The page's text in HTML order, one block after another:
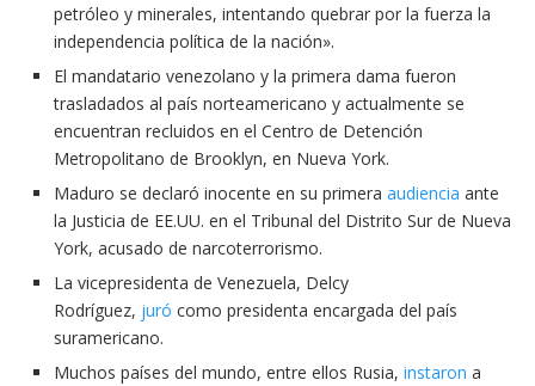
petróleo y minerales, intentando quebrar por la fuerza la
independencia política de la nación».
El mandatario venezolano y la primera dama fueron
trasladados al país norteamericano y actualmente se
encuentran recluidos en el Centro de Detención
Metropolitano de Brooklyn, en Nueva York.
Maduro se declaró inocente en su primera audiencia ante
la Justicia de EE.UU. en el Tribunal del Distrito Sur de Nueva
York, acusado de narcoterrorismo.
La vicepresidenta de Venezuela, Delcy
Rodríguez, juró como presidenta encargada del país
suramericano.
Muchos países del mundo, entre ellos Rusia, instaron a